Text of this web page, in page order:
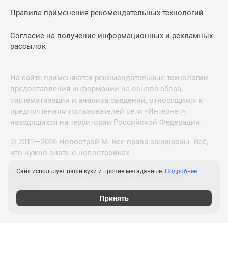
Правила применения рекомендательных технологий
Согласие на получение информационных и рекламных
рассылок
На сайте применяются рекомендательные технологии
предоставления информации на основе сбора,
систематизации и анализа сведений, относящихся к
предпочтениям пользователей сети «Интернет»,
находящихся на территории Российской Федерации.
© 2011—2026 Новострой-М. Все права защищены. Всё,
что нужно знать о новостройках
Новостройки Санкт-Петербурга и Ленинградской
Сайт использует ваши куки и прочие метаданные. Подробнее
Принять